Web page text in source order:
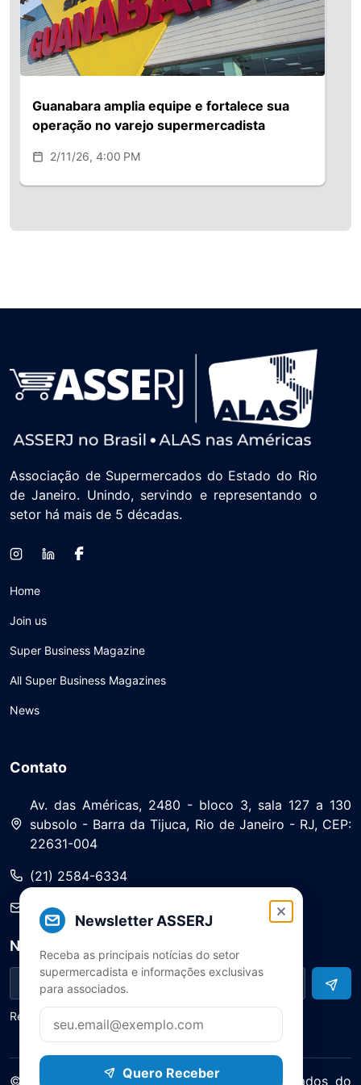
Guanabara amplia equipe e fortalece sua
operação no varejo supermercadista
2/11/26, 4:00 PM
Newsletter ASSERJ
Receba as principais notícias do setor
supermercadista e informações exclusivas
para associados.
Quero Receber
Associação de Supermercados do Estado do Rio
de Janeiro. Unindo, servindo e representando o
setor há mais de 5 décadas.
Home
Join us
Super Business Magazine
All Super Business Magazines
News
Contato
Av. das Américas, 2480 - bloco 3, sala 127 a 130
subsolo - Barra da Tijuca, Rio de Janeiro - RJ, CEP:
22631-004
(21) 2584-6334
saa@asserj.com.br
Newsletter
Receba notícias e atualizações do setor
© 2025 ASERJ – Associação de Supermercados do